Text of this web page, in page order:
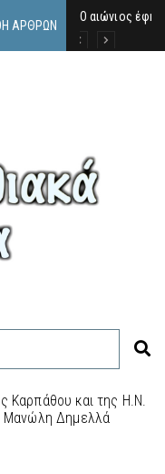
ΆΡΘΡΩΝ
Ο αιώνιος
Δικαστική
Άμεση
Καρπάθου και της Η.Ν.
Μανώλη Δημελλά